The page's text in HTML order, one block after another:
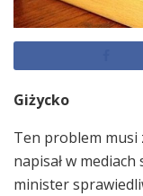
Giżycko
Ten problem musi
napisał w
minister